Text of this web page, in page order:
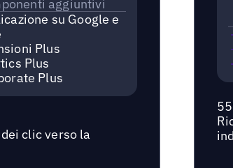
aggiuntivi
su Google e
Plus
Plus
Plus
clic verso la